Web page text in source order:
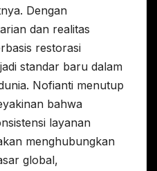
Dengan
dan realitas
restorasi
standar baru dalam
Nofianti menutup
bahwa
layanan
menghubungkan
global,